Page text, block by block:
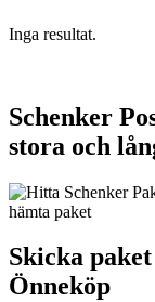
Inga resultat.
Schenker
stora och
Skicka
Önneköp